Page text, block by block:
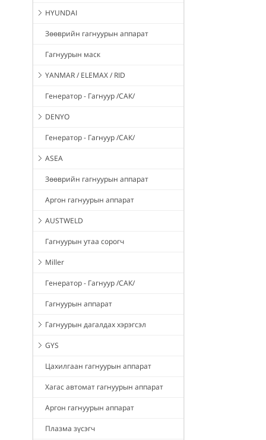
HYUNDAI
Зөөврийн гагнуурын аппарат
Гагнуурын маск
YANMAR / ELEMAX / RID
Генератор - Гагнуур /САК/
DENYO
Генератор - Гагнуур /САК/
ASEA
Зөөврийн гагнуурын аппарат
Аргон гагнуурын аппарат
AUSTWELD
Гагнуурын утаа сорогч
Miller
Генератор - Гагнуур /САК/
Гагнуурын аппарат
Гагнуурын дагалдах хэрэгсэл
GYS
Цахилгаан гагнуурын аппарат
Хагас автомат гагнуурын аппарат
Аргон гагнуурын аппарат
Плазма зүсэгч